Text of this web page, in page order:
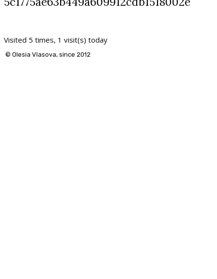
Visited 5 times, 1 visit(s) today
© Olesia Vlasova, since 2012